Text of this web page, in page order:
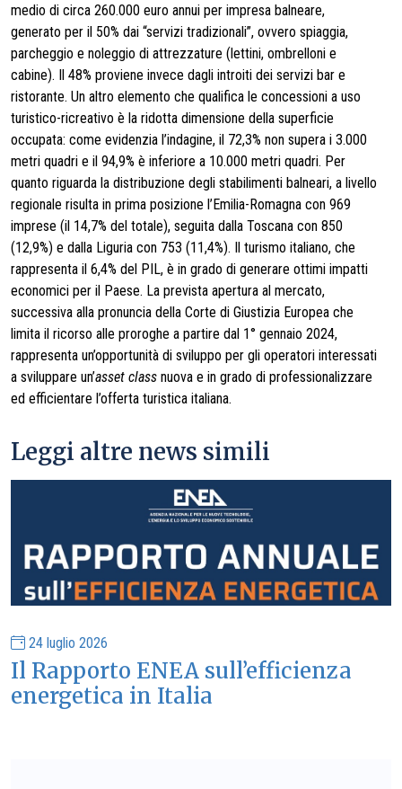
medio di circa 260.000 euro annui per impresa balneare,
generato per il 50% dai “servizi tradizionali”, ovvero spiaggia,
parcheggio e noleggio di attrezzature (lettini, ombrelloni e
cabine). Il 48% proviene invece dagli introiti dei servizi bar e
ristorante. Un altro elemento che qualifica le concessioni a uso
turistico-ricreativo è la ridotta dimensione della superficie
occupata: come evidenzia l’indagine, il 72,3% non supera i 3.000
metri quadri e il 94,9% è inferiore a 10.000 metri quadri. Per
quanto riguarda la distribuzione degli stabilimenti balneari, a livello
regionale risulta in prima posizione l’Emilia-Romagna con 969
imprese (il 14,7% del totale), seguita dalla Toscana con 850
(12,9%) e dalla Liguria con 753 (11,4%). Il turismo italiano, che
rappresenta il 6,4% del PIL, è in grado di generare ottimi impatti
economici per il Paese. La prevista apertura al mercato,
successiva alla pronuncia della Corte di Giustizia Europea che
limita il ricorso alle proroghe a partire dal 1° gennaio 2024,
rappresenta un’opportunità di sviluppo per gli operatori interessati
a sviluppare un’asset class nuova e in grado di professionalizzare
ed efficientare l’offerta turistica italiana.
Leggi altre news simili
24 luglio 2026
Il Rapporto ENEA sull’efficienza
energetica in Italia